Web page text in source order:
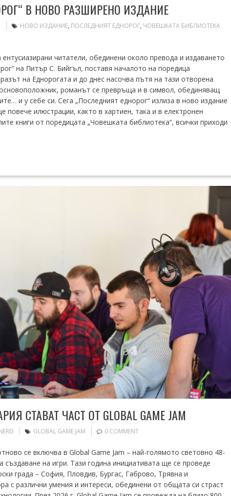
В НОВО РАЗШИРЕНО ИЗДАНИЕ
НОВО ИЗДАНИЕ, ПОСЛЕДНИЯТ ЕДНОРОГ, ЧОВЕШКАТА БИБЛИОТЕКА
ентусиазирани читатели, обединени около превода и издаването
на Питър С. Бийгъл, поставя началото на поредица
на Еднорогата и до днес насочва пътя на тази отворена
романът се превръща и в символ, обединяващ
и у себе си. Сега „Последният еднорог“ излиза в ново издание
повече илюстрации, както в хартиен, така и в електронен
книги от поредицата „Човешката библиотека“, всички приходи
СТАВАТ ЧАСТ ОТ GLOBAL GAME JAM
GLOBAL GAME JAM 0 COMMENT
се включва в Global Game Jam – най-голямото световно 48-
създаване на игри. Тази година инициативата ще се проведе
града – София, Пловдив, Бургас, Габрово, Трявна и
с различни умения и интереси, обединени от общата си страст